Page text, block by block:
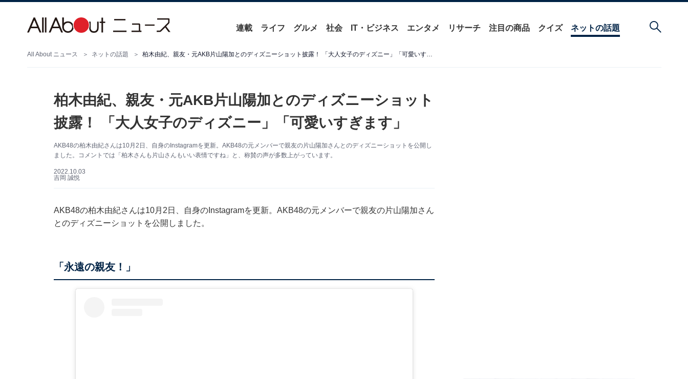
連載 ライフ グルメ 社会 IT・ビジネス エンタメ リサーチ 注目の商品 クイズ ネットの話題
All About ニュース ネットの話題 柏木由紀、親友・元AKB片山陽加とのディズニーショット披露！ 「大人女子のディズニー」「可愛いすぎます」
柏木由紀、親友・元AKB片山陽加とのディズニーショット
披露！ 「大人女子のディズニー」「可愛いすぎます」
AKB48の柏木由紀さんは10月2日、自身のInstagramを更新。AKB48の元メンバーで親友の片山陽加さんとのディズニーショットを公開し
ました。コメントでは「柏木さんも片山さんもいい表情ですね」と、称賛の声が多数上がっています。
2022.10.03
吉岡 誠悦
AKB48の柏木由紀さんは10月2日、自身のInstagramを更新。AKB48の元メンバーで親友の片山陽加さん
とのディズニーショットを公開しました。
「永遠の親友！」